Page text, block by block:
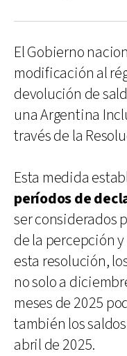
El Gobierno
modificación al
devolución de
una Argentina
través de la
Esta medida
períodos de
ser considerados
de la percepción
esta resolución,
no solo a
meses de 2025
también los
abril de 2025.